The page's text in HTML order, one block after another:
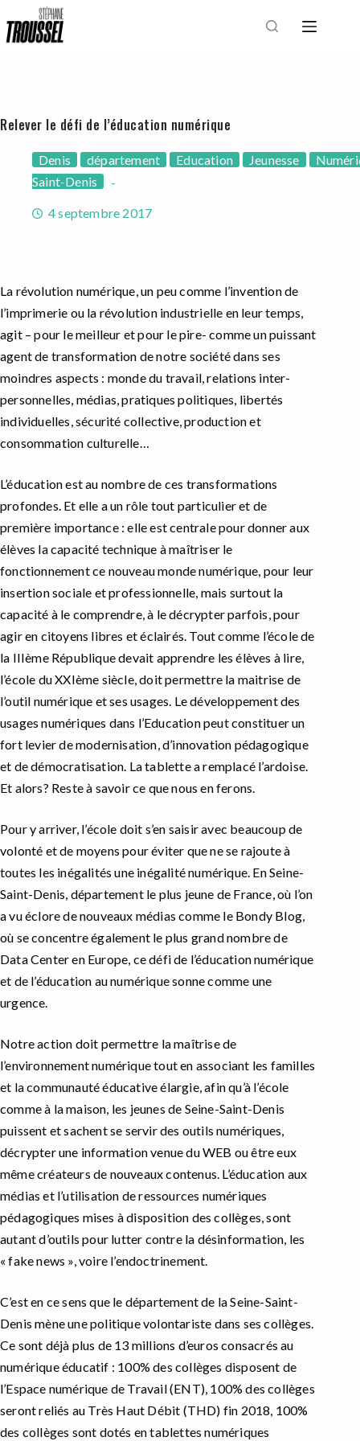
au
Relever le défi de l’éducation numérique
Denis département Education Jeunesse
Saint-Denis
4 septembre 2017
La révolution numérique, un peu comme l’invention de
l’imprimerie ou la révolution industrielle en leur temps,
agit – pour le meilleur et pour le pire- comme un puissant
agent de transformation de notre société dans ses
moindres aspects : monde du travail, relations inter-
personnelles, médias, pratiques politiques, libertés
individuelles, sécurité collective, production et
consommation culturelle…
L’éducation est au nombre de ces transformations
profondes. Et elle a un rôle tout particulier et de
première importance : elle est centrale pour donner aux
élèves la capacité technique à maîtriser le
fonctionnement ce nouveau monde numérique, pour leur
insertion sociale et professionnelle, mais surtout la
capacité à le comprendre, à le décrypter parfois, pour
agir en citoyens libres et éclairés. Tout comme l’école de
la IIIème République devait apprendre les élèves à lire,
l’école du XXIème siècle, doit permettre la maitrise de
l’outil numérique et ses usages. Le développement des
usages numériques dans l’Education peut constituer un
fort levier de modernisation, d’innovation pédagogique
et de démocratisation. La tablette a remplacé l’ardoise.
Et alors? Reste à savoir ce que nous en ferons.
Pour y arriver, l’école doit s’en saisir avec beaucoup de
volonté et de moyens pour éviter que ne se rajoute à
toutes les inégalités une inégalité numérique. En Seine-
Saint-Denis, département le plus jeune de France, où l’on
a vu éclore de nouveaux médias comme le Bondy Blog,
où se concentre également le plus grand nombre de
Data Center en Europe, ce défi de l’éducation numérique
et de l’éducation au numérique sonne comme une
urgence.
Notre action doit permettre la maîtrise de
l’environnement numérique tout en associant les familles
et la communauté éducative élargie, afin qu’à l’école
comme à la maison, les jeunes de Seine-Saint-Denis
puissent et sachent se servir des outils numériques,
décrypter une information venue du WEB ou être eux
même créateurs de nouveaux contenus. L’éducation aux
médias et l’utilisation de ressources numériques
pédagogiques mises à disposition des collèges, sont
autant d’outils pour lutter contre la désinformation, les
« fake news », voire l’endoctrinement.
C’est en ce sens que le département de la Seine-Saint-
Denis mène une politique volontariste dans ses collèges.
Ce sont déjà plus de 13 millions d’euros consacrés au
numérique éducatif : 100% des collèges disposent de
l’Espace numérique de Travail (ENT), 100% des collèges
seront reliés au Très Haut Débit (THD) fin 2018, 100%
des collèges sont dotés en tablettes numériques